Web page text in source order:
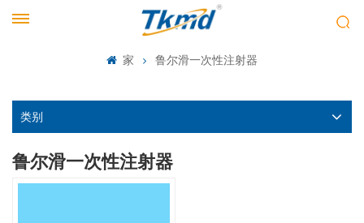
家 鲁尔滑一次性注射器
类别
鲁尔滑一次性注射器